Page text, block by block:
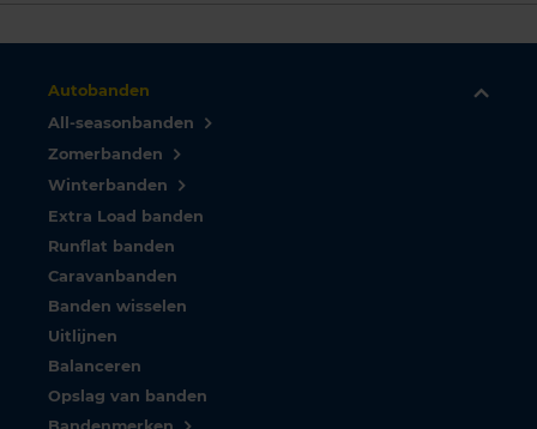
Autobanden
All-seasonbanden
Zomerbanden
Winterbanden
Extra Load banden
Runflat banden
Caravanbanden
Banden wisselen
Uitlijnen
Balanceren
Opslag van banden